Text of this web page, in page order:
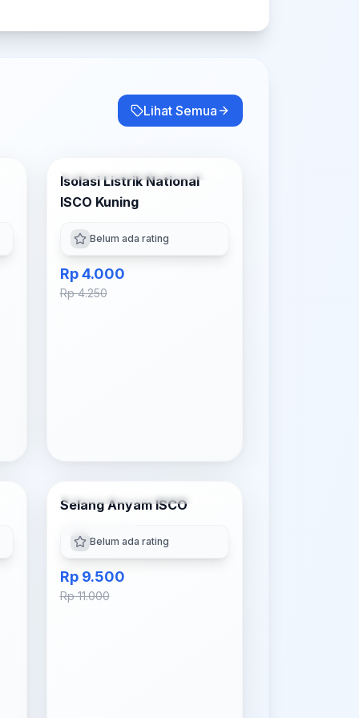
Lihat Semua
-6% OFF
Isolasi Listrik National
ISCO Kuning
Belum ada rating
Rp 4.000
Rp 4.250
-14% OFF
Selang Anyam ISCO
Belum ada rating
Rp 9.500
Rp 11.000